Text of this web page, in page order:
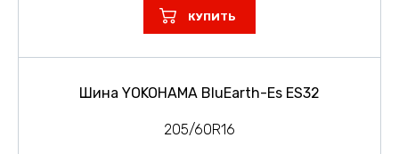
КУПИТЬ
Шина YOKOHAMA BluEarth-Es ES32
205/60R16